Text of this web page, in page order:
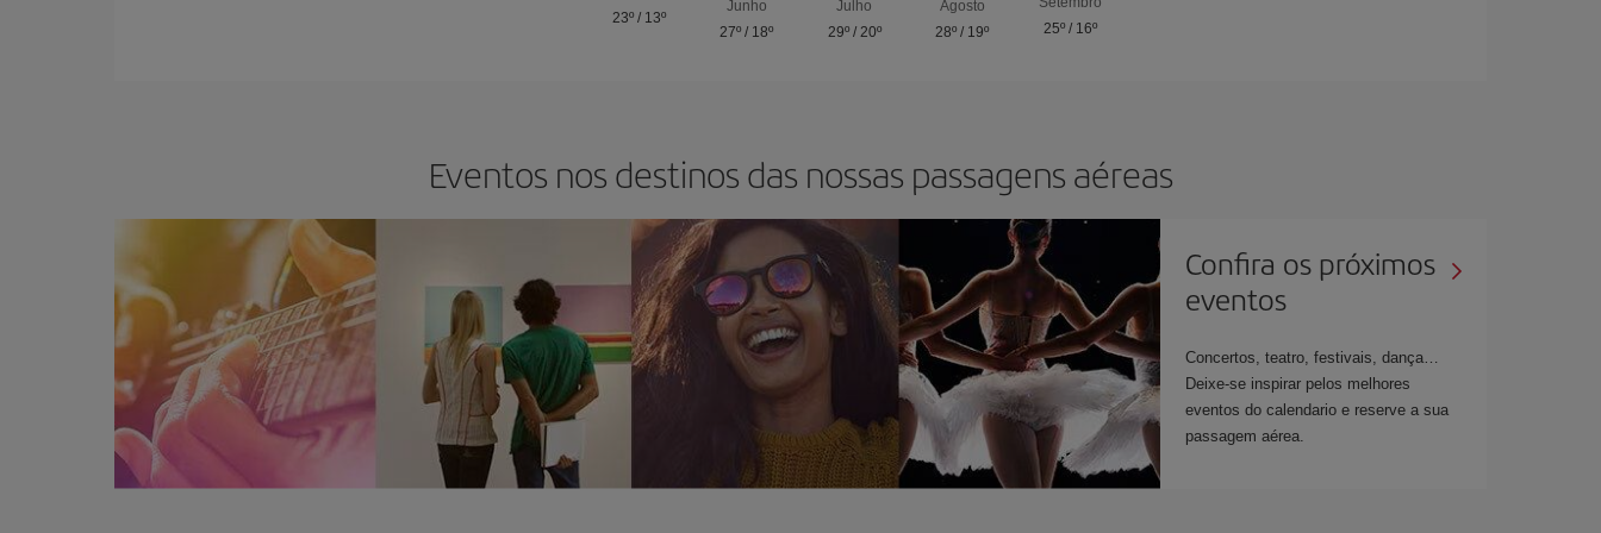
23º/ 13º
Junho
27º / 18º
Julho
29º/ 20º
Agosto
28º / 19º
25º/ 16º
Eventos nos destinos das nossas passagens aéreas
Confira os próximos
eventos
Concertos, teatro, festivais, dança…
Deixe-se inspirar pelos melhores
eventos do calendario e reserve a sua
passagem aérea.